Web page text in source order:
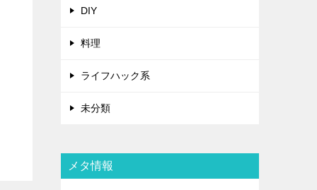
DIY
料理
ライフハック系
未分類
メタ情報